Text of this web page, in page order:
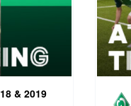
& 2019